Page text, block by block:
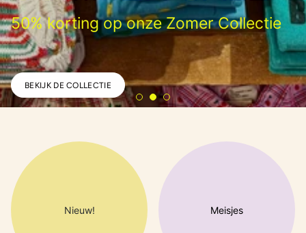
Mini Rodini
Field Notes
BEKIJK DE COLLECTIE
Nieuw! Meisjes